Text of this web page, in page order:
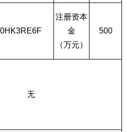
注册资本
金
（万元）
500
无